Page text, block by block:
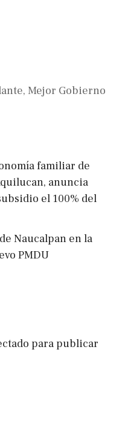
, Mejor Gobierno
familiar de
anuncia
el 100% del
Naucalpan en la
PMDU
para publicar